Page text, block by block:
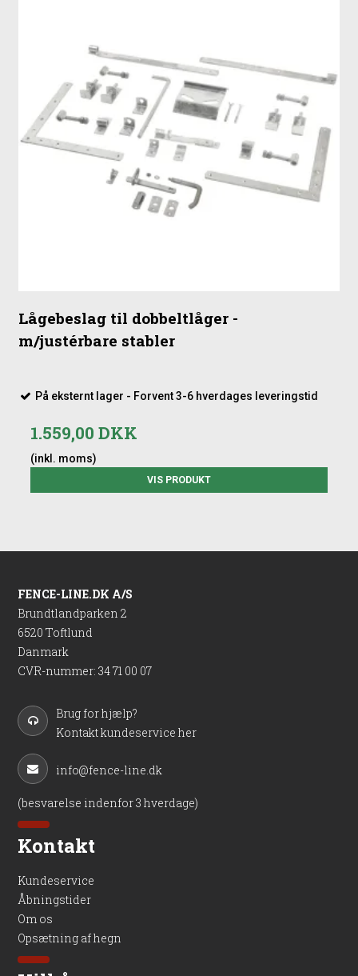
Lågebeslag til dobbeltlåger -
m/justérbare stabler
På eksternt lager - Forvent 3-6 hverdages leveringstid
1.559,00 DKK
(inkl. moms)
VIS PRODUKT
FENCE-LINE.DK A/S
Brundtlandparken 2
6520 Toftlund
Danmark
CVR-nummer: 34 71 00 07
Brug for hjælp?
Kontakt kundeservice her
info@fence-line.dk
(besvarelse indenfor 3 hverdage)
Kontakt
Kundeservice
Åbningstider
Om os
Opsætning af hegn